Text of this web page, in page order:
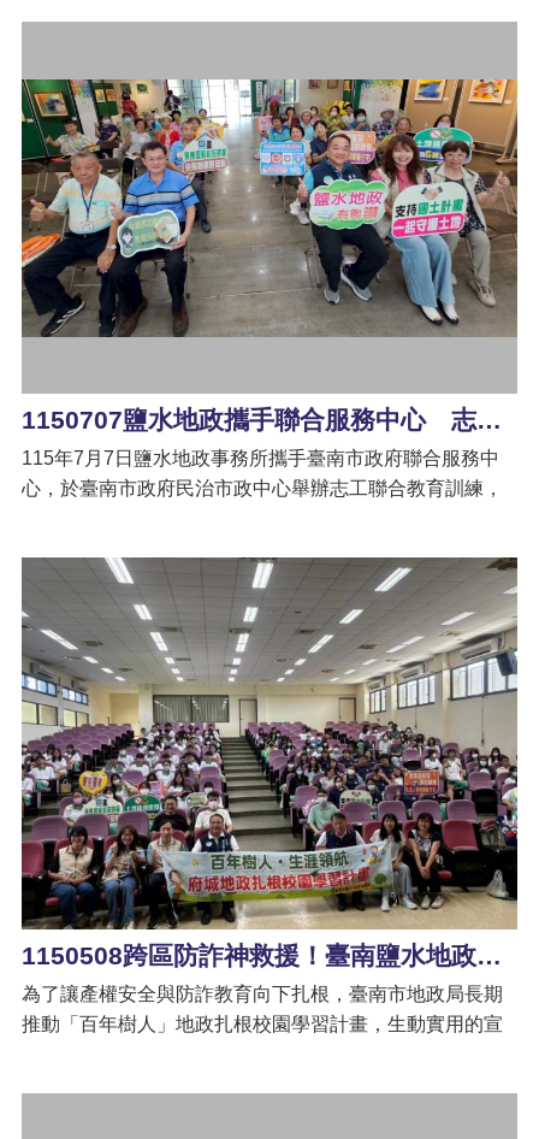
意
下
載
專
區
主
題
專
區
服
務
地
價
登
錄
未
辦
繼
承
網
站
English
臺
南
保障。 感謝鄉親朋友熱情參與，凡完成申辦服務者，皆可
獲得精美宣導品一份，在健走運動之餘，也能增進防詐及
地政知識，共同打造安全、幸福的生活環境。
1150707鹽水地政攜手聯合服務中心 志工教育訓練強化防詐與數位力
115年7月7日鹽水地政事務所攜手臺南市政府聯合服務中
心，於臺南市政府民治市政中心舉辦志工聯合教育訓練，
工團隊。 本次教育訓練安排「地政實務分享與防詐宣導」
課程，透過實務案例解析、常見不動產詐騙手法介紹及防
範觀念說明，協助志工掌握最新地政法令與防詐知識，提
升協助民眾諮詢及宣導服務的能力，進一步發揮第一線服
務與守護民眾財產安全的重要角色。 此外，配合臺南市政
府推動行動上網計畫，特別規劃志工成長課程「誘人美食
拍照法」，由講師分享智慧型手機攝影技巧與構圖方法，
引導志工善用數位工具記錄生活與活動，培養影像表達及
社群媒體應用能力，提升數位學習成效，讓志願服務更具
創意與活力。
1150508跨區防詐神救援！臺南鹽水地政前進高雄路竹高中—揭秘「防盜警報器」
為了讓產權安全與防詐教育向下扎根，​臺南市地政局長期
推動「百年樹人」地政扎根校園學習計畫，生動實用的宣